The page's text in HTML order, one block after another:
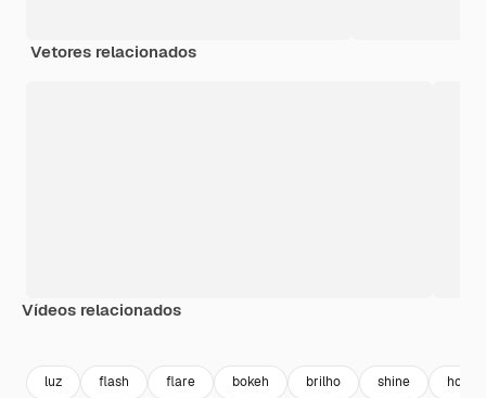
Vetores relacionados
Vídeos relacionados
luz flash flare bokeh brilho shine